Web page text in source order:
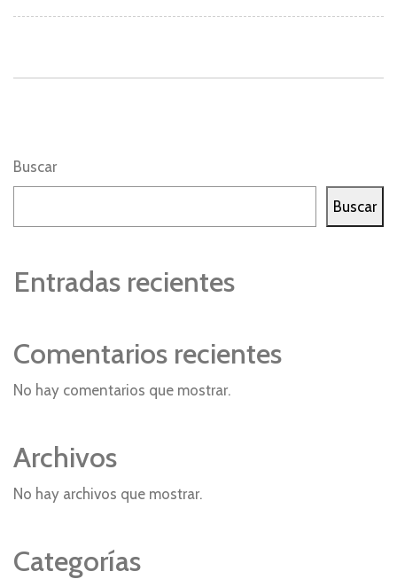
Buscar
Buscar
Entradas recientes
Comentarios recientes
No hay comentarios que mostrar.
Archivos
No hay archivos que mostrar.
Categorías